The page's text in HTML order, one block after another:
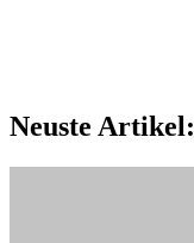
Neuste Artikel: